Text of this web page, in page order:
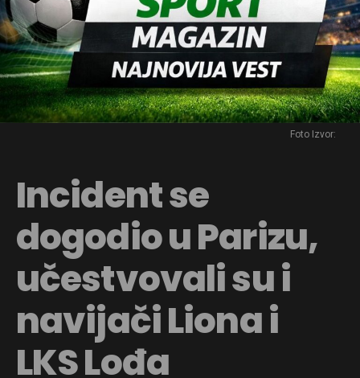
Foto Izvor:
Incident se
dogodio u Parizu,
učestvovali su i
navijači Liona i
LKS Lođa